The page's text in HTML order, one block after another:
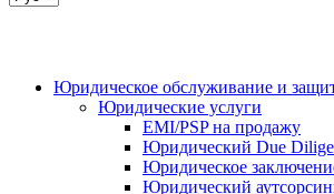
Юридическое обслуживание и
Юридические услуги
EMI/PSP на продажу
Юридический Due
Юридическое
Юридический